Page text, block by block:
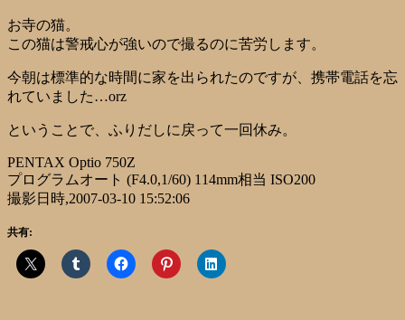
お寺の猫。
この猫は警戒心が強いので撮るのに苦労します。
今朝は標準的な時間に家を出られたのですが、携帯電話を忘
れていました…orz
ということで、ふりだしに戻って一回休み。
PENTAX Optio 750Z
プログラムオート (F4.0,1/60) 114mm相当 ISO200
撮影日時,2007-03-10 15:52:06
共有: